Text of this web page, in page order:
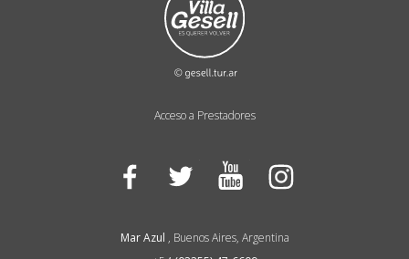
Acceso a Prestadores
Facebook Twitter YouTube
Mar Azul , Buenos Aires, Argentina